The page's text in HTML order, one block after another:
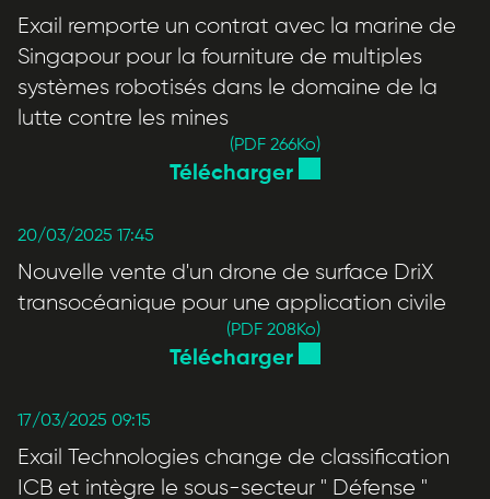
Exail remporte un contrat avec la marine de
Singapour pour la fourniture de multiples
systèmes robotisés dans le domaine de la
lutte contre les mines
(PDF 266Ko)
Télécharger
20/03/2025 17:45
Nouvelle vente d'un drone de surface DriX
transocéanique pour une application civile
(PDF 208Ko)
Télécharger
17/03/2025 09:15
Exail Technologies change de classification
ICB et intègre le sous-secteur " Défense "